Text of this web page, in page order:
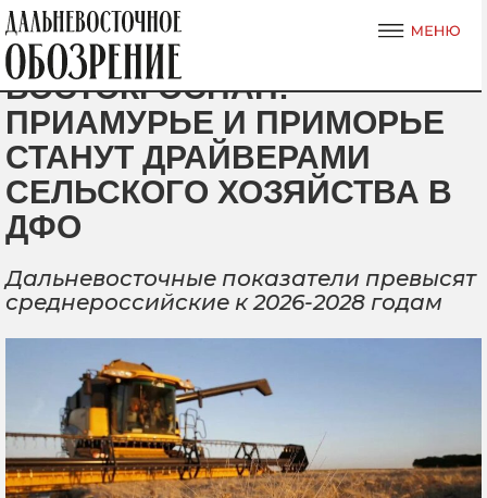
ВОСТОКГОСПАН:
ПРИАМУРЬЕ И ПРИМОРЬЕ
СТАНУТ ДРАЙВЕРАМИ
СЕЛЬСКОГО ХОЗЯЙСТВА В
ДФО
Дальневосточные показатели превысят
среднероссийские к 2026-2028 годам